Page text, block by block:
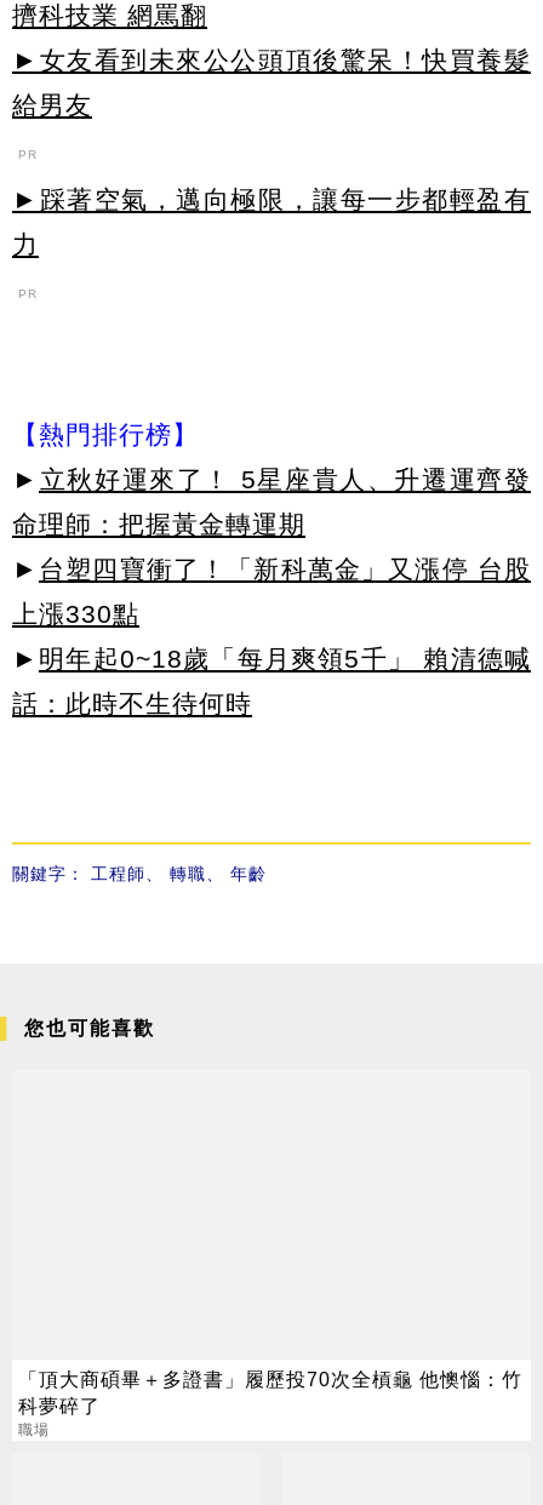
擠科技業 網罵翻
►女友看到未來公公頭頂後驚呆！快買養髮
給男友
PR
►踩著空氣，邁向極限，讓每一步都輕盈有
力
PR
【熱門排行榜】
► 立秋好運來了！ 5星座貴人、升遷運齊發
命理師：把握黃金轉運期
► 台塑四寶衝了！「新科萬金」又漲停 台股
上漲330點
► 明年起0~18歲「每月爽領5千」 賴清德喊
話：此時不生待何時
關鍵字： 工程師 轉職 年齡
您也可能喜歡
「頂大商碩畢＋多證書」履歷投70次全槓龜 他懊惱：竹
科夢碎了
職場